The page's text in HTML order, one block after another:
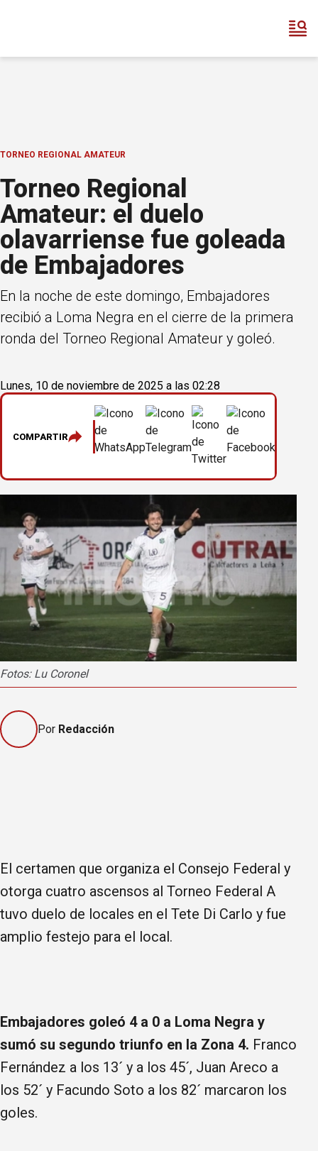
TORNEO REGIONAL AMATEUR
Torneo Regional
Amateur: el duelo
olavarriense fue goleada
de Embajadores
En la noche de este domingo, Embajadores
recibió a Loma Negra en el cierre de la primera
ronda del Torneo Regional Amateur y goleó.
Lunes, 10 de noviembre de 2025 a las 02:28
COMPARTIR
Fotos: Lu Coronel
Por Redacción
El certamen que organiza el Consejo Federal y
otorga cuatro ascensos al Torneo Federal A
tuvo duelo de locales en el Tete Di Carlo y fue
amplio festejo para el local.
Embajadores goleó 4 a 0 a Loma Negra y
sumó su segundo triunfo en la Zona 4. Franco
Fernández a los 13´ y a los 45´, Juan Areco a
los 52´ y Facundo Soto a los 82´ marcaron los
goles.